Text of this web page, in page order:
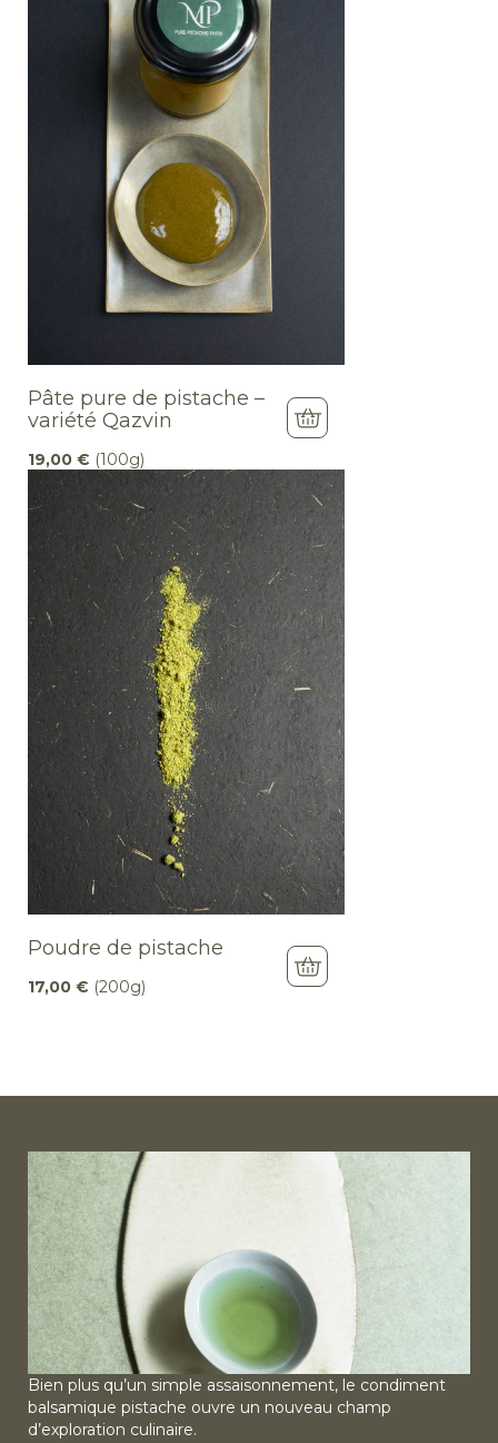
Pâte pure de pistache –
variété Qazvin
19,00 € (100g)
Poudre de pistache
17,00 € (200g)
Bien plus qu’un simple assaisonnement, le condiment
balsamique pistache ouvre un nouveau champ
d’exploration culinaire.